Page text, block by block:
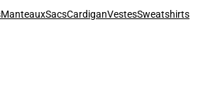
ManteauxSacsCardiganVestesSweatshirts